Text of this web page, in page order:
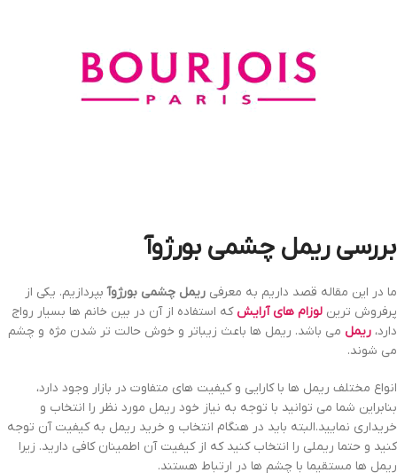
بررسیریمل چشمی بورژوآ
ما در این مقاله قصد داریم به معرفی ریمل چشمی بورژوآ بپردازیم. یکی از
پرفروش ترین لوزام های آرایش که استفاده از آن در بین خانم ها بسیار رواج
دارد، ریمل می باشد. ریمل ها باعث زیباتر و خوش حالت تر شدن مژه و چشم
می شوند.
انواع مختلف ریمل ها با کارایی و کیفیت های متفاوت در بازار وجود دارد،
بنابراین شما می توانید با توجه به نیاز خود ریمل مورد نظر را انتخاب و
خریداری نمایید.البته باید در هنگام انتخاب و خرید ریمل به کیفیت آن توجه
کنید و حتما ریملی را انتخاب کنید که از کیفیت آن اطمینان کافی دارید. زیرا
ریمل ها مستقیما با چشم ها در ارتباط هستند.